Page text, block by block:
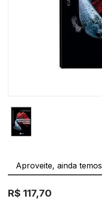
Aproveite, ainda temos
R$ 117,70